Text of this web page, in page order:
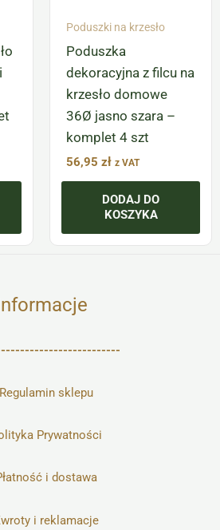
Poduszki na krzesło
Poduszka
dekoracyjna z filcu na
krzesło domowe
36Ø jasno szara –
komplet 4 szt
56,95 zł z VAT
DODAJ DO
KOSZYKA
Regulamin sklepu
Prywatności
i dostawa
i reklamacje